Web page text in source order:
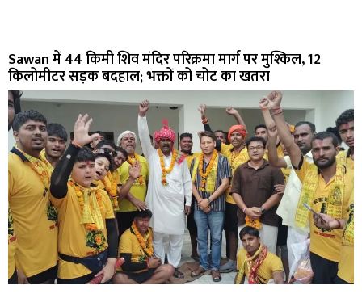
Sawan में 44 किमी शिव मंदिर परिक्रमा मार्ग पर मुश्किल, 12
किलोमीटर सड़क बदहाल; भक्तों को चोट का खतरा